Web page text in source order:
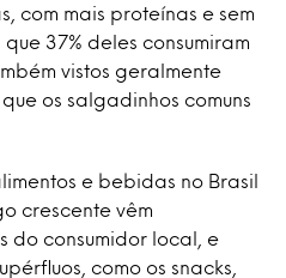
com mais proteínas e sem
37% deles consumiram
vistos geralmente
os salgadinhos comuns
e bebidas no Brasil
crescente vêm
do consumidor local, e
como os snacks,